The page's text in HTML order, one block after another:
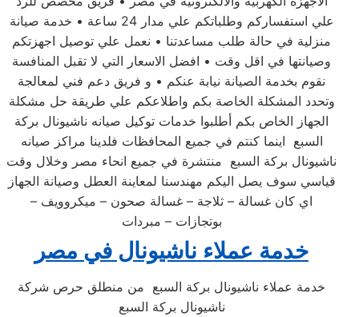
علي استفساركم وطلباتكم علي مدار 24 ساعة • خدمة صيانة
منزلية في حالة طلب مساعدتنا • نعمل علي توصيل اجهزتكم
وصيانتها في اقل وقت • افضل الاسعار التي لا تقبل المنافسة
نقوم بخدمة الصيانة نيابة عنكم • و فريق دعم فني لمعالجة
وتحدد المشكلة الخاصة بكم واطلاعكم علي طريقة حل مشكلة
الجهاز الخاص بكم أطلبوا خدمات توكيل صيانه ناشيونال بركة
السبع اينما كنتم في جميع المحافظات فلدينا مراكز صيانه
ناشيونال بركة السبع منتشرة في جميع انحاء مصر وخلال وقت
قياسي سوف يصل اليكم مهندسنا لمعاينة العطل وصيانة الجهاز
اي كان غسالة – ثلاجة – غسالة صحون – ميكروويف –
بوتجازات – مبردات
خدمة عملاء ناشيونال في مصر
خدمة عملاء ناشيونال بركة السبع من منطلق حرص شركة
ناشيونال بركة السبع